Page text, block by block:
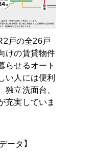
戸の全26戸
けの賃貸物件
らせるオート
い人には便利
立洗面台、
充実していま
ータ】